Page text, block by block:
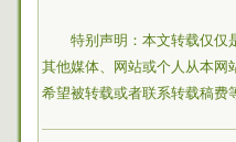
特别声明：本文转载仅仅
其他媒体、网站或个人从本网
希望被转载或者联系转载稿费